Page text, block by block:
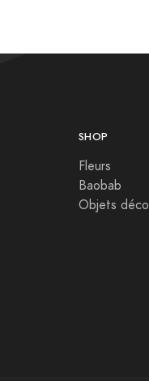
SHOP
Fleurs
Baobab
Objets déco